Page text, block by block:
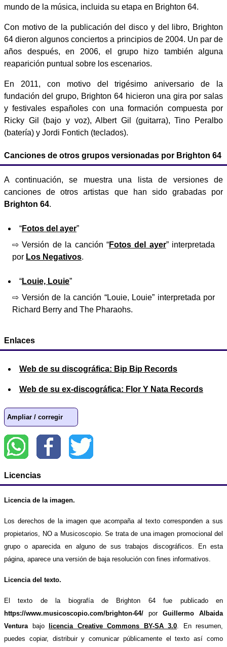
mundo de la música, incluida su etapa en Brighton 64.
Con motivo de la publicación del disco y del libro, Brighton
64 dieron algunos conciertos a principios de 2004. Un par de
años después, en 2006, el grupo hizo también alguna
reaparición puntual sobre los escenarios.
En 2011, con motivo del trigésimo aniversario de la
fundación del grupo, Brighton 64 hicieron una gira por salas
y festivales españoles con una formación compuesta por
Ricky Gil (bajo y voz), Albert Gil (guitarra), Tino Peralbo
(batería) y Jordi Fontich (teclados).
Canciones de otros grupos versionadas por Brighton 64
A continuación, se muestra una lista de versiones de
canciones de otros artistas que han sido grabadas por
Brighton 64.
“Fotos del ayer”
⇨ Versión de la canción “Fotos del ayer” interpretada
por Los Negativos.
“Louie, Louie”
⇨ Versión de la canción “Louie, Louie” interpretada por
Richard Berry and The Pharaohs.
Enlaces
Web de su discográfica: Bip Bip Records
Web de su ex-discográfica: Flor Y Nata Records
Ampliar / corregir
Licencias
Licencia de la imagen.
Los derechos de la imagen que acompaña al texto corresponden a sus
propietarios, NO a Musicoscopio. Se trata de una imagen promocional del
grupo o aparecida en alguno de sus trabajos discográficos. En esta
página, aparece una versión de baja resolución con fines informativos.
Licencia del texto.
El texto de la biografía de Brighton 64 fue publicado en
https://www.musicoscopio.com/brighton-64/ por Guillermo Albaida
Venturabajo licencia Creative Commons BY-SA 3.0. En resumen,
puedes copiar, distribuir y comunicar públicamente el texto así como